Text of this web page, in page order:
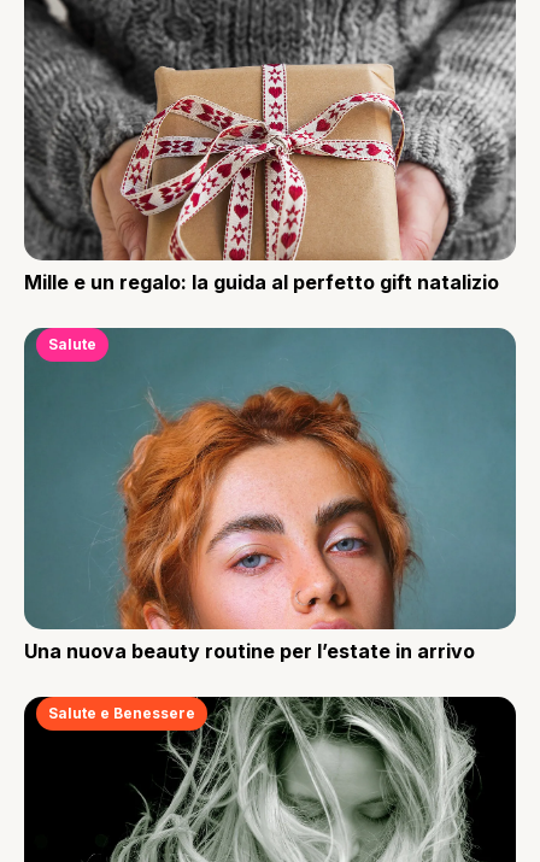
Mille e un regalo: la guida al perfetto gift natalizio
Salute
Una nuova beauty routine per l’estate in arrivo
Salute e Benessere